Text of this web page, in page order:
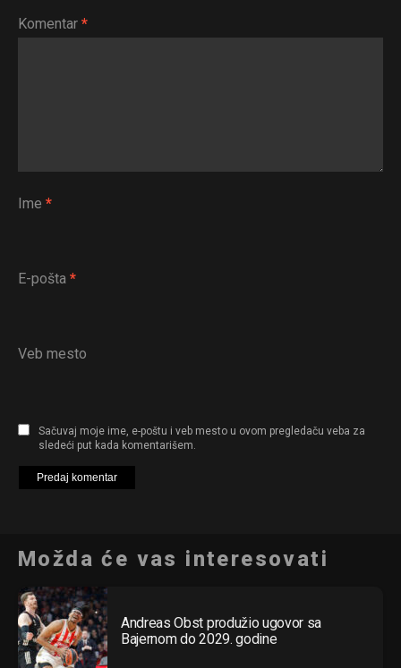
Komentar *
Ime *
E-pošta *
Veb mesto
Sačuvaj moje ime, e-poštu i veb mesto u ovom pregledaču veba za
sledeći put kada komentarišem.
Možda će vas interesovati
Andreas Obst produžio ugovor sa
Bajernom do 2029. godine